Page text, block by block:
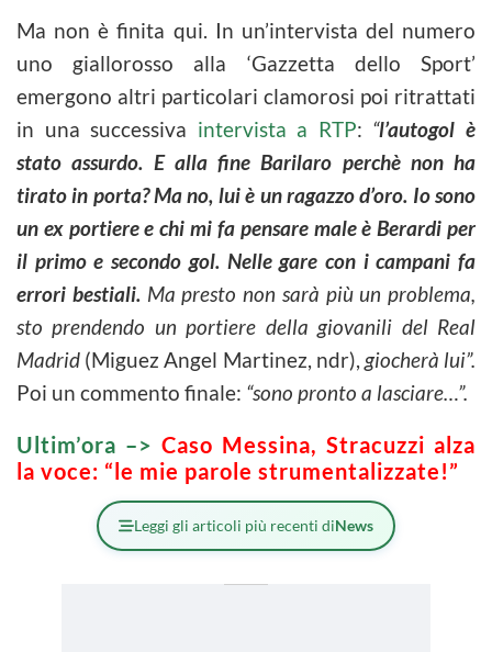
Ma non è finita qui. In un’intervista del numero
uno giallorosso alla ‘Gazzetta dello Sport’
emergono altri particolari clamorosi poi ritrattati
in una successiva intervista a RTP: “l’autogol è
stato assurdo. E alla fine Barilaro perchè non ha
tirato in porta? Ma no, lui è un ragazzo d’oro. Io sono
un ex portiere e chi mi fa pensare male è Berardi per
il primo e secondo gol. Nelle gare con i campani fa
errori bestiali.Ma presto non sarà più un problema,
sto prendendo un portiere della giovanili del Real
Madrid (Miguez Angel Martinez, ndr), giocherà lui”.
Poi un commento finale: “sono pronto a lasciare…”.
Ultim’ora –> Caso Messina, Stracuzzi alza
la voce: “le mie parole strumentalizzate!”
Leggi gli articoli più recenti diNews